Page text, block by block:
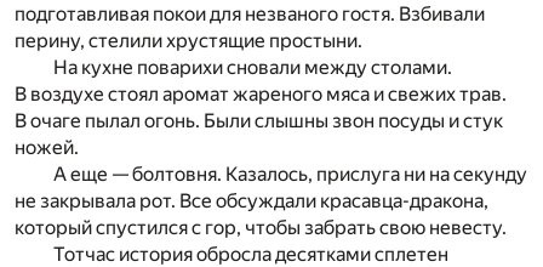
подготавливая покои для незваного гостя. Взбивали
перину, стелили хрустящие простыни.
На кухне поварихи сновали между столами.
В воздухе стоял аромат жареного мяса и свежих трав.
В очаге пылал огонь. Были слышны звон посуды и стук
ножей.
А еще — болтовня. Казалось, прислуга ни на секунду
не закрывала рот. Все обсуждали красавца-дракона,
который спустился с гор, чтобы забрать свою невесту.
Тотчас история обросла десятками сплетен